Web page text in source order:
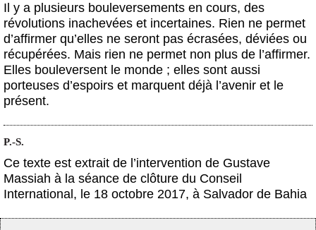
Il y a plusieurs bouleversements en cours, des
révolutions inachevées et incertaines. Rien ne permet
d’affirmer qu’elles ne seront pas écrasées, déviées ou
récupérées. Mais rien ne permet non plus de l’affirmer.
Elles bouleversent le monde ; elles sont aussi
porteuses d’espoirs et marquent déjà l’avenir et le
présent.
P.-S.
Ce texte est extrait de l’intervention de Gustave
Massiah à la séance de clôture du Conseil
International, le 18 octobre 2017, à Salvador de Bahia